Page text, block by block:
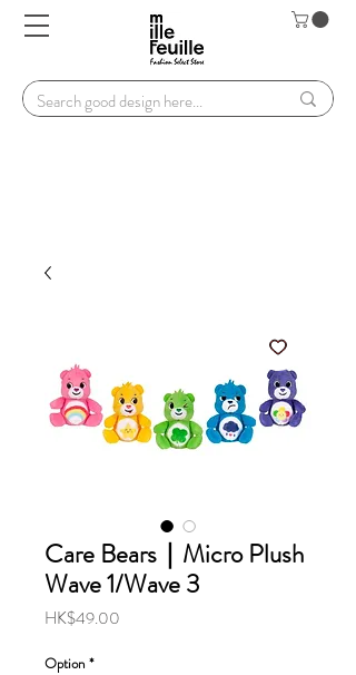
Care Bears｜Micro Plush
Wave 1/Wave 3
HK$49.00
Option *